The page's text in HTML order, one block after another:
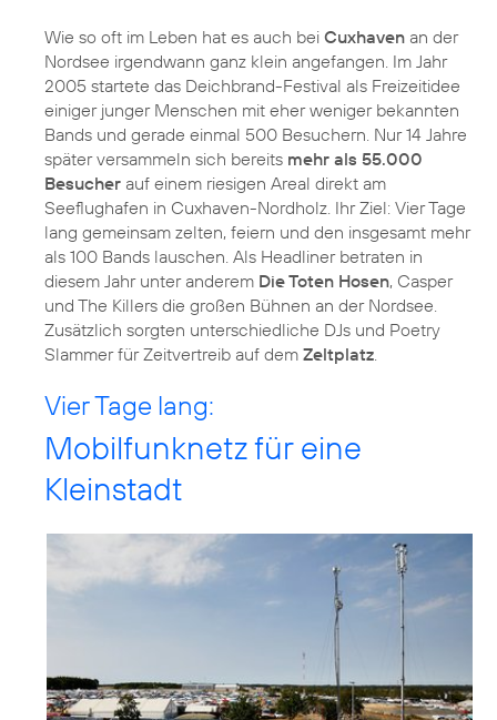
Wie so oft im Leben hat es auch bei Cuxhaven an der
Nordsee irgendwann ganz klein angefangen. Im Jahr
2005 startete das Deichbrand-Festival als Freizeitidee
einiger junger Menschen mit eher weniger bekannten
Bands und gerade einmal 500 Besuchern. Nur 14 Jahre
später versammeln sich bereits mehr als 55.000
Besucher auf einem riesigen Areal direkt am
Seeflughafen in Cuxhaven-Nordholz. Ihr Ziel: Vier Tage
lang gemeinsam zelten, feiern und den insgesamt mehr
als 100 Bands lauschen. Als Headliner betraten in
diesem Jahr unter anderem Die Toten Hosen, Casper
und The Killers die großen Bühnen an der Nordsee.
Zusätzlich sorgten unterschiedliche DJs und Poetry
Slammer für Zeitvertreib auf dem Zeltplatz
Vier Tage lang:
Mobilfunknetz für eine
Kleinstadt